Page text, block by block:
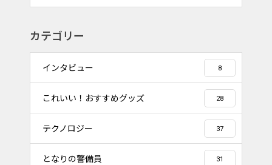
カテゴリー
インタビュー 8
これいい！おすすめグッズ 28
テクノロジー 37
となりの警備員 31